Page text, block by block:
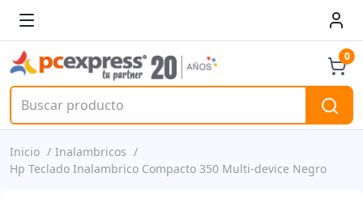
0
Inicio
Inalambricos
Hp Teclado Inalambrico Compacto 350 Multi-device Negro